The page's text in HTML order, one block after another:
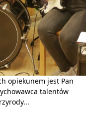
opiekunem jest Pan
talentów